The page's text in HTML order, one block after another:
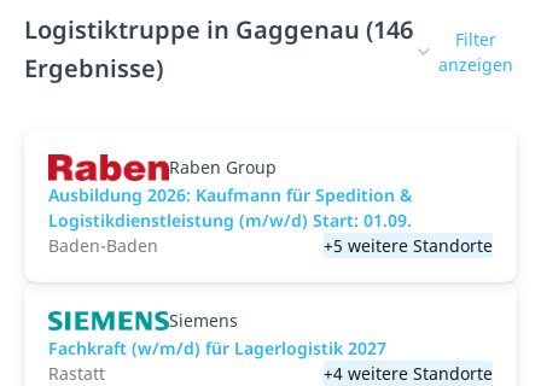
Logistiktruppe in Gaggenau (146
Ergebnisse)
Filter
anzeigen
Raben Group
Ausbildung 2026: Kaufmann für Spedition &
Logistikdienstleistung (m/w/d) Start: 01.09.​
Baden-Baden
+5 weitere Standorte
Siemens
Fachkraft (w/m/d) für Lagerlogistik 2027
Rastatt
+4 weitere Standorte